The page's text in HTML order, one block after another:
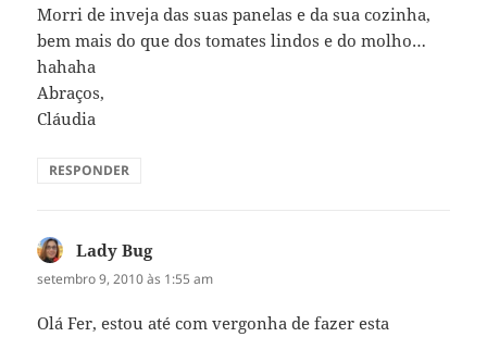
Morri de inveja das suas panelas e da sua cozinha,
bem mais do que dos tomates lindos e do molho…
hahaha
Abraços,
Cláudia
RESPONDER
Lady Bugdisse:
setembro 9, 2010 às 1:55 am
Olá Fer, estou até com vergonha de fazer esta